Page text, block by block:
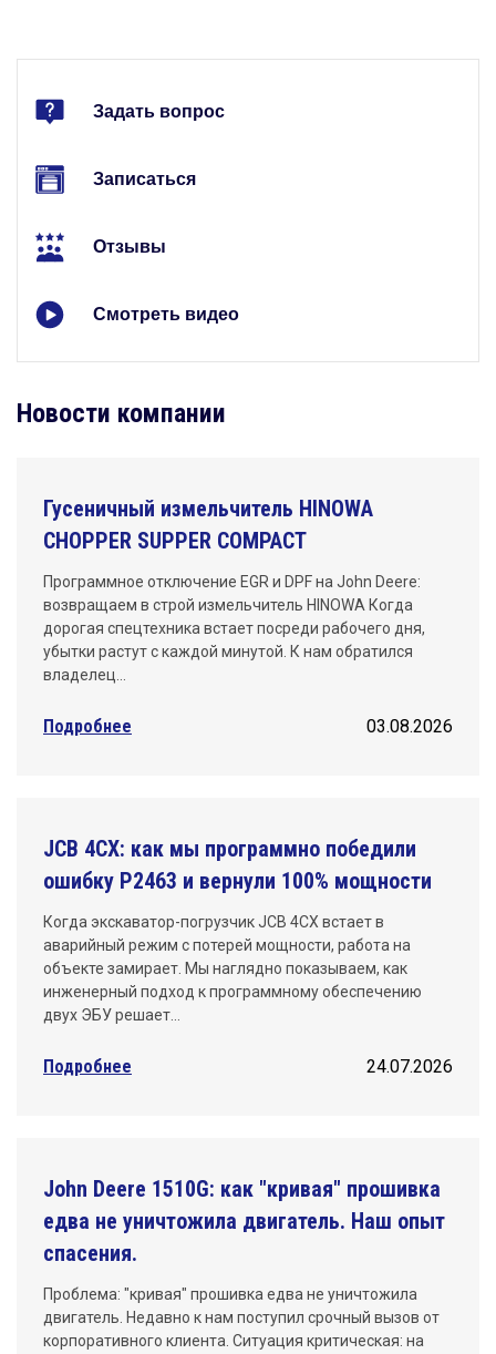
Задать вопрос
Записаться
Отзывы
Смотреть видео
Новости компании
Гусеничный измельчитель HINOWA
CHOPPER SUPPER COMPACT
Программное отключение EGR и DPF на John Deere:
возвращаем в строй измельчитель HINOWA Когда
дорогая спецтехника встает посреди рабочего дня,
убытки растут с каждой минутой. К нам обратился
владелец…
Подробнее 03.08.2026
JCB 4CX: как мы программно победили
ошибку P2463 и вернули 100% мощности
Когда экскаватор-погрузчик JCB 4CX встает в
аварийный режим с потерей мощности, работа на
объекте замирает. Мы наглядно показываем, как
инженерный подход к программному обеспечению
двух ЭБУ решает…
Подробнее 24.07.2026
John Deere 1510G: как "кривая" прошивка
едва не уничтожила двигатель. Наш опыт
спасения.
Проблема: "кривая" прошивка едва не уничтожила
двигатель. Недавно к нам поступил срочный вызов от
корпоративного клиента. Ситуация критическая: на